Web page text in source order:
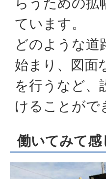
ています。
どのような道
始まり、図面
を行うなど、
けることがで
働いてみて感